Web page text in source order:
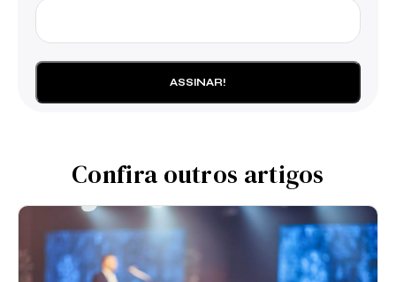
Confira outros artigos